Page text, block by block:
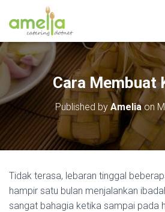
Cara Membuat
Published by Ameliaon
Tidak terasa, lebaran tinggal
hampir satu bulan menjalankan
sangat bahagia ketika sampai pada